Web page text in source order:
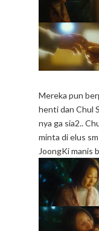
Mereka pun
henti dan Chul
nya ga sia2..
minta di elus
JoongKi manis